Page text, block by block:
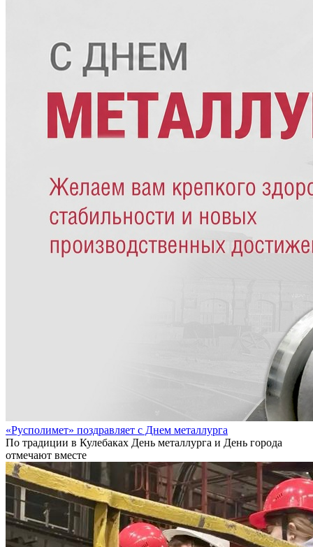
«Русполимет» поздравляет с Днем металлурга
По традиции в Кулебаках День металлурга и День города
отмечают вместе